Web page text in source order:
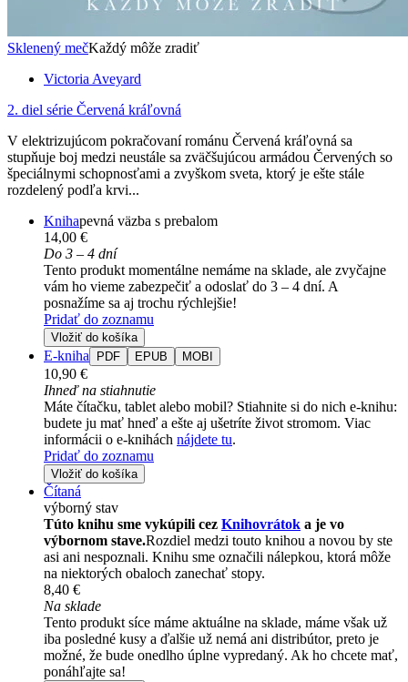
Sklenený mečKaždý môže zradiť
Victoria Aveyard
2. diel série Červená kráľovná
V elektrizujúcom pokračovaní románu Červená kráľovná sa
stupňuje boj medzi neustále sa zväčšujúcou armádou Červených so
špeciálnymi schopnosťami a zvyškom sveta, ktorý je ešte stále
rozdelený podľa krvi...
Knihapevná väzba s prebalom
14,00 €
Do 3 – 4 dní
Tento produkt momentálne nemáme na sklade, ale zvyčajne
vám ho vieme zabezpečiť a odoslať do 3 – 4 dní. A
posnažíme sa aj trochu rýchlejšie!
Pridať do zoznamu
Vložiť do košíka
E-kniha PDF EPUB MOBI
10,90 €
Ihneď na stiahnutie
Máte čítačku, tablet alebo mobil? Stiahnite si do nich e-knihu:
budete ju mať hneď a ešte aj ušetríte život stromom. Viac
informácii o e-knihách nájdete tu.
Pridať do zoznamu
Vložiť do košíka
Čítaná
výborný stav
Túto knihu sme vykúpili cez Knihovrátok a je vo
výbornom stave.Rozdiel medzi touto knihou a novou by ste
asi ani nespoznali. Knihu sme označili nálepkou, ktorá môže
na niektorých obaloch zanechať stopy.
8,40 €
Na sklade
Tento produkt síce máme aktuálne na sklade, máme však už
iba posledné kusy a ďalšie už nemá ani distribútor, preto je
možné, že bude onedlho úplne vypredaný. Ak ho chcete mať,
ponáhľajte sa!